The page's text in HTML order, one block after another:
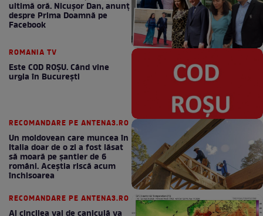
ultimă oră. Nicuşor Dan, anunţ
despre Prima Doamnă pe
Facebook
ROMANIA TV
Este COD ROŞU. Când vine
urgia în Bucureşti
RECOMANDARE PE ANTENA3.RO
Un moldovean care muncea în
Italia doar de o zi a fost lăsat
să moară pe şantier de 6
români. Aceștia riscă acum
închisoarea
RECOMANDARE PE ANTENA3.RO